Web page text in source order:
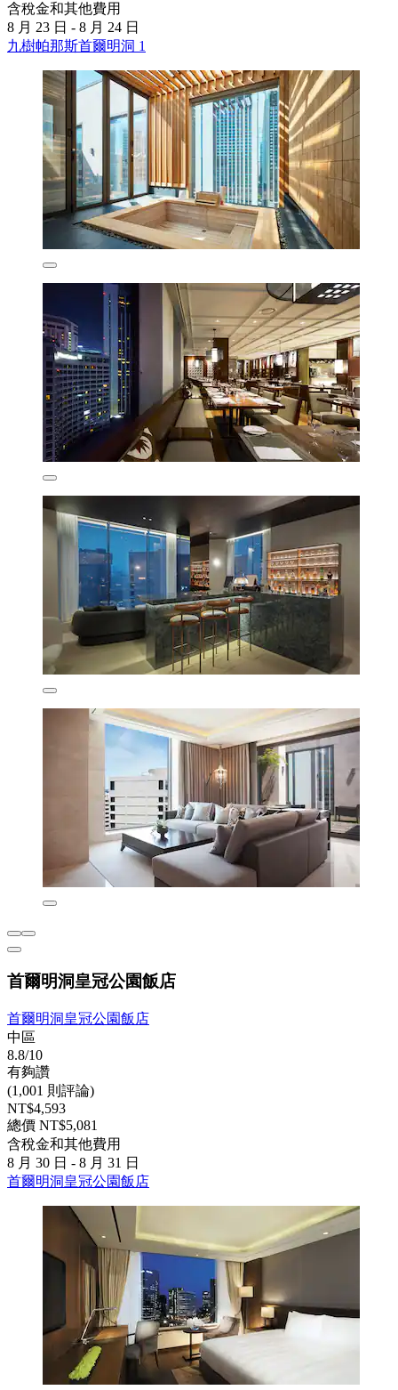
含稅金和其他費用
8 月 23 日 - 8 月 24 日
九樹帕那斯首爾明洞 1
首爾明洞皇冠公園飯店
首爾明洞皇冠公園飯店
中區
8.8/10
有夠讚
(1,001 則評論)
NT$4,593
總價 NT$5,081
含稅金和其他費用
8 月 30 日 - 8 月 31 日
首爾明洞皇冠公園飯店